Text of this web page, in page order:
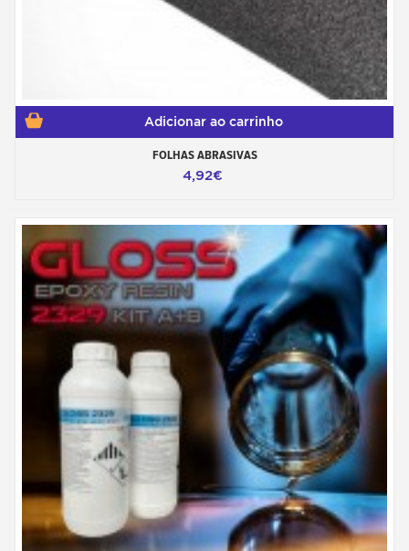
Adicionar ao carrinho
FOLHAS ABRASIVAS
4,92€